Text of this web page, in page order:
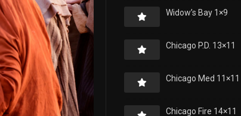
Widow’s Bay 1×9
Chicago P.D. 13×11
Chicago Med 11×11
Chicago Fire 14×11